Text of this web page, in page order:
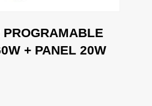
+ PANEL 20W